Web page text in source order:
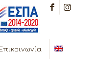
Επικοινωνία